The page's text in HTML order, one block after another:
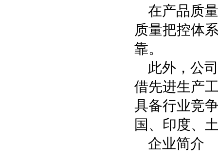
在产品质
质量把控体
靠。
此外，公
借先进生产
具备行业竞
国、印度、
企业简介